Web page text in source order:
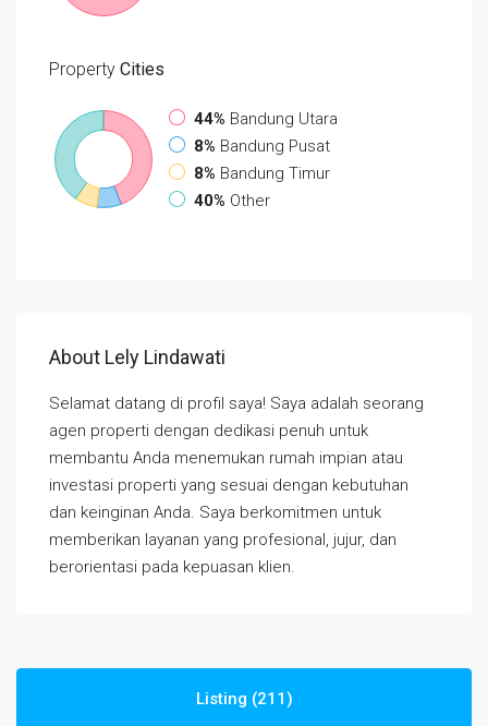
Property Cities
44% Bandung Utara
8% Bandung Pusat
8% Bandung Timur
40% Other
About Lely Lindawati
Selamat datang di profil saya! Saya adalah seorang
agen properti dengan dedikasi penuh untuk
membantu Anda menemukan rumah impian atau
investasi properti yang sesuai dengan kebutuhan
dan keinginan Anda. Saya berkomitmen untuk
memberikan layanan yang profesional, jujur, dan
berorientasi pada kepuasan klien.
Listing (211)